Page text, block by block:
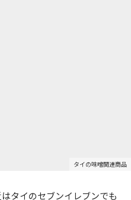
タイの味噌関連商品
タイのセブンイレブンでも